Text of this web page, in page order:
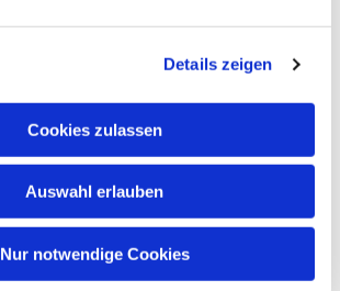
Details zeigen
Cookies zulassen
Auswahl erlauben
Nur notwendige Cookies